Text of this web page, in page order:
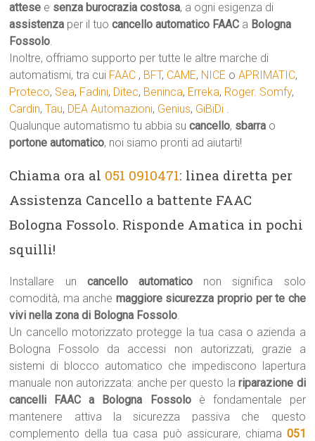
attese e senza burocrazia costosa, a ogni esigenza di
assistenza per il tuocancello automatico FAAC a Bologna
Fossolo.
Inoltre, offriamo supporto per tutte le altre marche di
automatismi, tra cui FAAC , BFT, CAME, NICE oAPRIMATIC,
Proteco, Sea, Fadini, Ditec, Beninca, Erreka, Roger. Somfy,
Cardin,Tau, DEA Automazioni, Genius, GiBiDi .
Qualunque automatismo tu abbia sucancello, sbarra o
portone automatico, noi siamo pronti ad aiutarti!
Chiama ora al 051 0910471: linea diretta per
Assistenza Cancello a battente FAAC
Bologna Fossolo. Risponde Amatica in pochi
squilli!
Installare un cancello automatico non significa solo
comodità, ma anche maggiore sicurezza proprio per te che
vivi nella zona di Bologna Fossolo.
Un cancello motorizzato protegge la tua casa o azienda a
Bologna Fossolo da accessi non autorizzati, grazie a
sistemi di blocco automatico che impediscono lapertura
manuale non autorizzata: anche per questo lariparazione di
cancelli FAAC a Bologna Fossoloè fondamentale per
mantenere attiva la sicurezza passiva che questo
complemento della tua casa può assicurare, chiama 051